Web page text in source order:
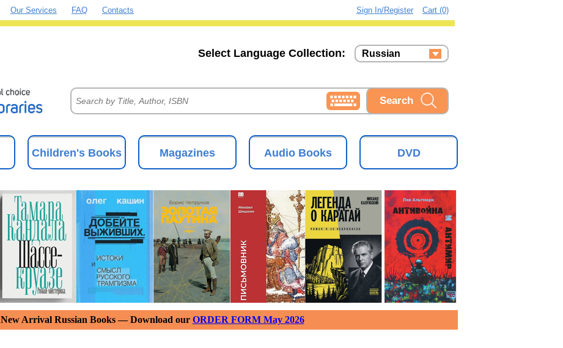
Our Services FAQ Contacts Cart (0)
Sign In/Register
Russian
Ukrainian
Select Language Collection:
Children's Books Magazines Audio Books DVD
New Arrival Russian Books — Download our ORDER FORM May 2026